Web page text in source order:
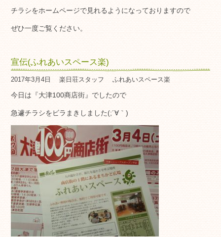
チラシをホームページで見れるようになっておりますので
ぜひ一度ご覧ください。
宣伝(ふれあいスペース楽)
2017年3月4日 楽日荘スタッフ ふれあいスペース楽
今日は『大津100商店街』でしたので
急遽チラシをビラまきしました(;´∀｀)